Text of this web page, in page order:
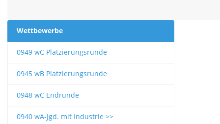
Wettbewerbe
0949 wC Platzierungsrunde
0945 wB Platzierungsrunde
0948 wC Endrunde
0940 wA-Jgd. mit Industrie >>